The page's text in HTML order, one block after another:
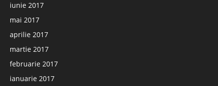
iunie 2017
mai 2017
aprilie 2017
martie 2017
februarie 2017
ianuarie 2017